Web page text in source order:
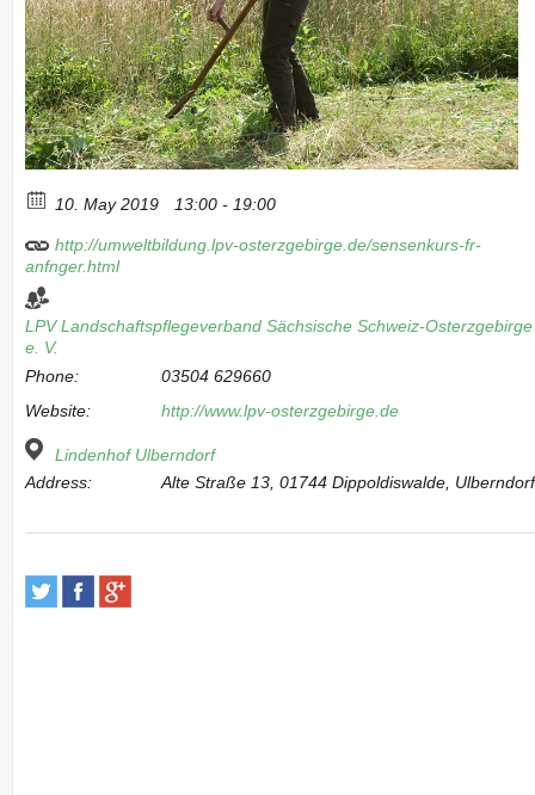
10. May 2019 13:00 - 19:00
http://umweltbildung.lpv-osterzgebirge.de/sensenkurs-fr-
anfnger.html
LPV Landschaftspflegeverband Sächsische Schweiz-Osterzgebirge
e. V.
Phone:
03504 629660
Website:
http://www.lpv-osterzgebirge.de
Lindenhof Ulberndorf
Address:
Alte Straße 13, 01744 Dippoldiswalde, Ulberndorf